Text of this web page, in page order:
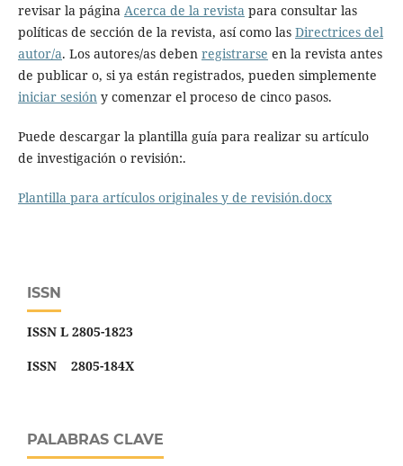
revisar la página Acerca de la revistapara consultar las
políticas de sección de la revista, así como las Directrices del
autor/a. Los autores/as deben registrarse en la revista antes
de publicar o, si ya están registrados, pueden simplemente
iniciar sesióny comenzar el proceso de cinco pasos.
Puede descargar la plantilla guía para realizar su artículo
de investigación o revisión:.
Plantilla para artículos originales y de revisión.docx
ISSN
ISSN L 2805-1823
ISSN 2805-184X
PALABRAS CLAVE